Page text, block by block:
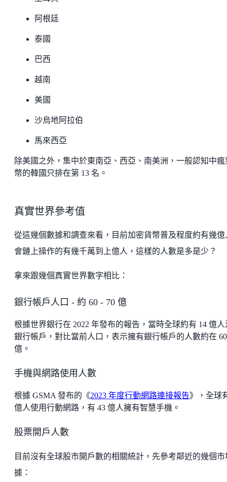
阿根廷
泰國
巴西
越南
美國
沙烏地阿拉伯
馬來西亞
除美國之外，集中於東南亞、西亞、南美洲，一般認知中瘋
幣的韓國只排在第 13 名。
真實世界參考值
從這幾個數據和調查來看，目前加密貨幣普及程度約有幾億
會鏈上操作的有幾千萬到上億人，這樣的人數是多是少？
拿來跟幾個真實世界數字相比：
銀行帳戶人口 - 約 60 - 70 億
根據世界銀行在 2022 年發布的報告，當時全球約有 14 億人
銀行帳戶，對比當前人口，表示擁有銀行帳戶的人數約在
億。
手機與網路使用人數
根據 GSMA 發布的《2023 年度行動網路連接報告》，全球
億人使用行動網路，有 43 億人擁有智慧手機。
股票開戶人數
目前沒有全球股市開戶數的相關統計，先參考鄰近的幾個市
據：